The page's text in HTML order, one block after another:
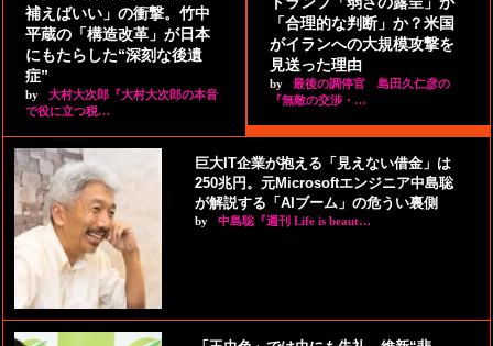
補えばいい」の衝撃。竹中
平蔵の「構造改革」が日本
にもたらした“深刻な後遺
症”
by
大村大次郎『大村大次郎の本音
で役に立つ税…
「合理的な判断」か？米国
がイランへの大規模攻撃を
見送った理由
by
最後の調停官 島田久仁彦の
『無敵の交渉・…
巨大IT企業が抱える「見えない借金」は
250兆円。元Microsoftエンジニア中島聡
が解説する「AIブーム」の危うい裏側
by 中島聡『週刊 Life is beaut…